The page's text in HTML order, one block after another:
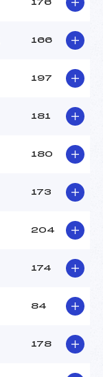
176
166
197
181
180
173
204
174
84
178